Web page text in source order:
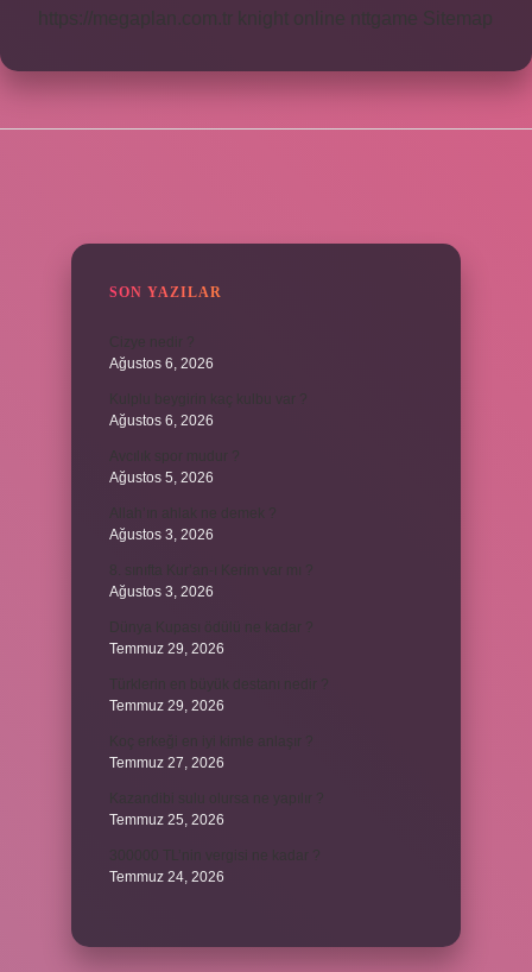
https://megaplan.com.tr knight online nttgame Sitemap
SON YAZILAR
Ağustos 6, 2026
Ağustos 6, 2026
Ağustos 5, 2026
Ağustos 3, 2026
Ağustos 3, 2026
Temmuz 29, 2026
Temmuz 29, 2026
Temmuz 27, 2026
Temmuz 25, 2026
Temmuz 24, 2026